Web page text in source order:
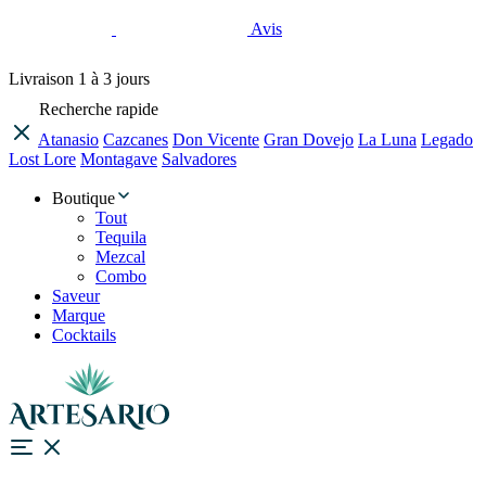
Avis
Livraison 1 à 3 jours
Recherche rapide
Atanasio Cazcanes Don Vicente Gran Dovejo La Luna Legado
Lost Lore Montagave Salvadores
Boutique
Tout
Tequila
Mezcal
Combo
Saveur
Marque
Cocktails